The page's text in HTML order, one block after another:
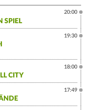
SPIEL
20:00
19:30
CITY
18:00
17:49